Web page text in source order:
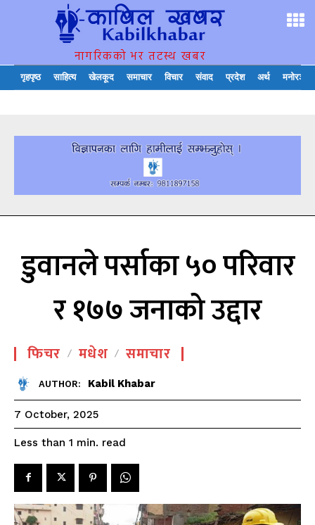
नागरिकको भर तटस्थ खबर
गृहपृष्ठ साहित्य खेलकूद समाचार विचार संवाद प्रदेश अर्थ मनोरञ्जन
डुवानले पर्साका ५० परिवार
र १७७ जनाको उद्दार
फिचर मधेश समाचार
AUTHOR: Kabil Khabar
7 October, 2025
Less than 1 min. read